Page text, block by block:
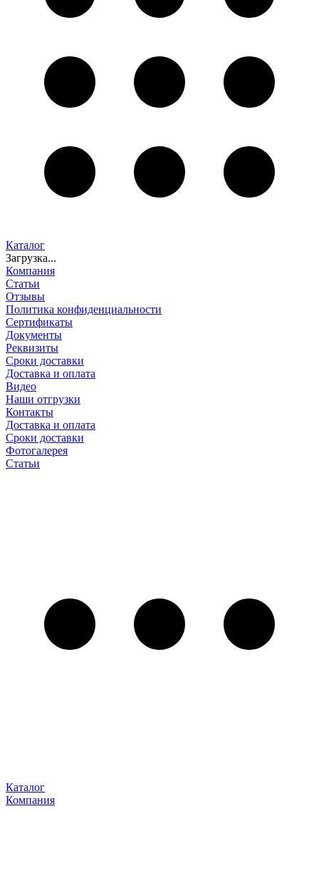
Каталог
Загрузка...
Компания
Статьи
Отзывы
Политика конфиденциальности
Сертификаты
Документы
Реквизиты
Сроки доставки
Доставка и оплата
Видео
Наши отгрузки
Контакты
Доставка и оплата
Сроки доставки
Фотогалерея
Статьи
Каталог
Компания